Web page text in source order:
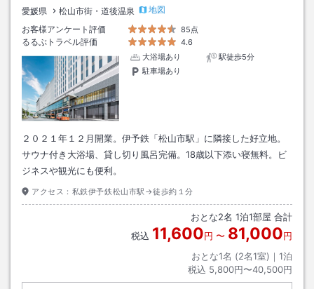
愛媛県 松山市街・道後温泉
地図
お客様アンケート評価
85点
るるぶトラベル評価
4.6
大浴場あり
駅徒歩5分
駐車場あり
２０２１年１２月開業。伊予鉄「松山市駅」に隣接した好立地。
サウナ付き大浴場、貸し切り風呂完備。18歳以下添い寝無料。ビ
ジネスや観光にも便利。
アクセス： 私鉄伊予鉄松山市駅→徒歩約１分
おとな2名 1泊1部屋 合計
税込 11,600円 〜 81,000円
おとな1名 (2名1室)｜ 1泊
税込 5,800円〜40,500円